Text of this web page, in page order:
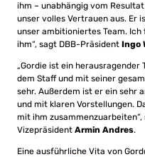
ihm – unabhängig vom
unser volles Vertrauen aus. Er
unser ambitioniertes Team.
ihm“, sagt DBB-Präsident Ingo
„Gordie ist ein herausragender
dem Staff und mit seiner
sehr. Außerdem ist er ein sehr
und mit klaren Vorstellungen.
mit ihm
Vizepräsident Armin Andres.
Eine ausführliche Vita von